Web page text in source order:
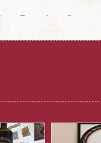
3
4
5
הבא סיום